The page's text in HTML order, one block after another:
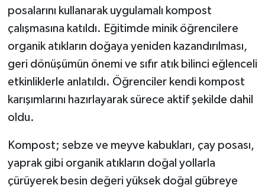
posalarını kullanarak uygulamalı kompost
çalışmasına katıldı. Eğitimde minik öğrencilere
organik atıkların doğaya yeniden kazandırılması,
geri dönüşümün önemi ve sıfır atık bilinci eğlenceli
etkinliklerle anlatıldı. Öğrenciler kendi kompost
karışımlarını hazırlayarak sürece aktif şekilde dahil
oldu.
Kompost; sebze ve meyve kabukları, çay posası,
yaprak gibi organik atıkların doğal yollarla
çürüyerek besin değeri yüksek doğal gübreye